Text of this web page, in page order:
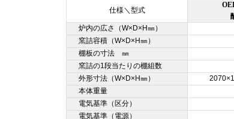
仕様＼型式
炉内の広さ（W×D×H㎜）
窯詰容積（W×D×H㎜）
棚板の寸法 ㎜
窯詰の1段当たりの棚組数
外形寸法（W×D×H㎜）
本体重量
電気基準（区分）
電気基準（電源）